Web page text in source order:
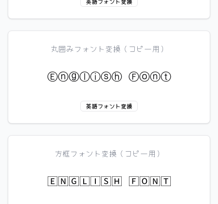
丸囲みフォント変換（コピー用）
Ⓔⓝⓖⓛⓘⓢⓗ Ⓕⓞⓝⓣ
英語フォント変換
方框フォント変換（コピー用）
🄴🄽🄶🄻🄸🅂🄷 🄵🄾🄽🅃